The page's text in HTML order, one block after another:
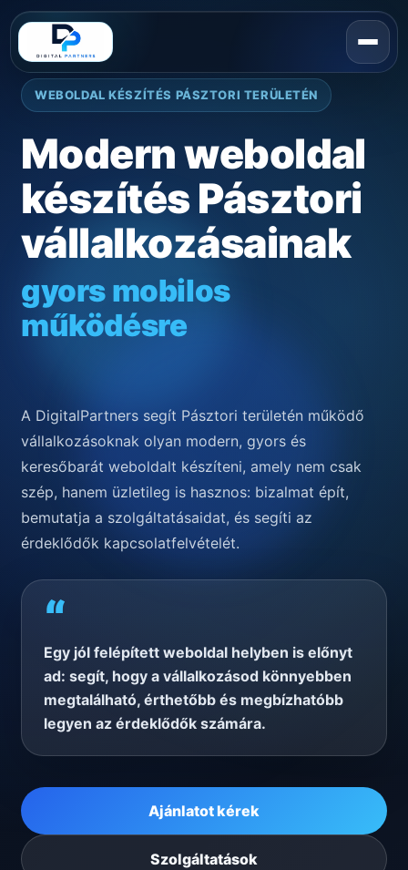
WEBOLDAL KÉSZÍTÉS PÁSZTORI TERÜLETÉN
Modern weboldal
készítés Pásztori
vállalkozásainak
gyors mobilos
működésre
A DigitalPartners segít Pásztori területén működő
vállalkozásoknak olyan modern, gyors és
keresőbarát weboldalt készíteni, amely nem csak
szép, hanem üzletileg is hasznos: bizalmat épít,
bemutatja a szolgáltatásaidat, és segíti az
érdeklődők kapcsolatfelvételét.
“
Egy jól felépített weboldal helyben is előnyt
ad: segít, hogy a vállalkozásod könnyebben
megtalálható, érthetőbb és megbízhatóbb
legyen az érdeklődők számára.
Ajánlatot kérek
Szolgáltatások